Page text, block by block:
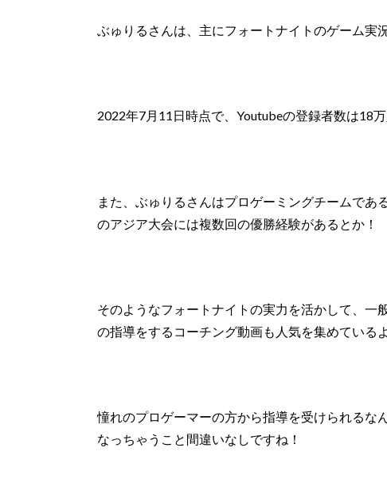
ぶゅりるさんは、主にフォートナイトのゲーム実
2022年7月11日時点で、Youtubeの登録者数は18万
また、ぶゅりるさんはプロゲーミングチームであ
のアジア大会には複数回の優勝経験があるとか！
そのようなフォートナイトの実力を活かして、一
の指導をするコーチング動画も人気を集めている
憧れのプロゲーマーの方から指導を受けられるな
なっちゃうこと間違いなしですね！